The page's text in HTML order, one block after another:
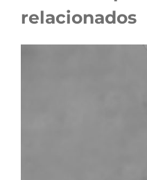
relacionados